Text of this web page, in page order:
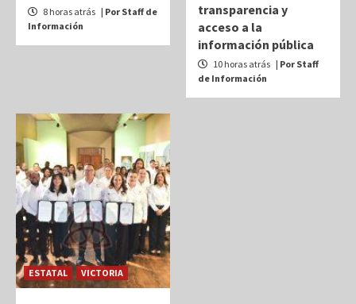
8 horas atrás | Por Staff de
Información
transparencia y
acceso a la
información pública
10 horas atrás | Por Staff
de Información
ESTATAL VICTORIA